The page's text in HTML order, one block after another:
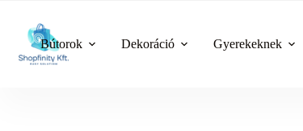
content
Bútorok Dekoráció Gyerekeknek